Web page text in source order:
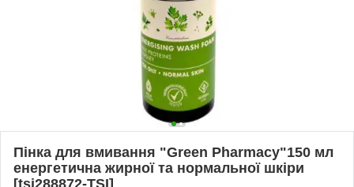
Пінка для вмивання "Green Pharmacy"150 мл
енергетична жирної та нормальної шкіри
[tsi288872-TSI]